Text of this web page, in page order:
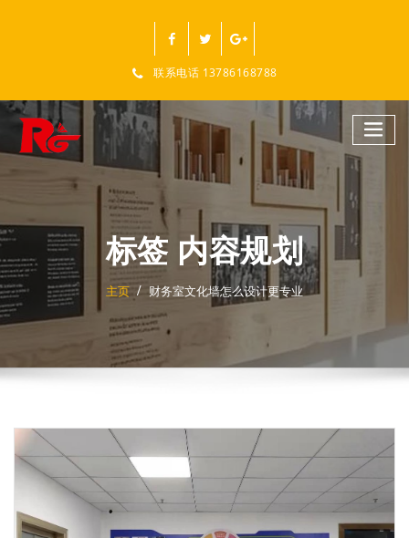
联系电话 13786168788
标签 内容规划
主页 财务室文化墙怎么设计更专业